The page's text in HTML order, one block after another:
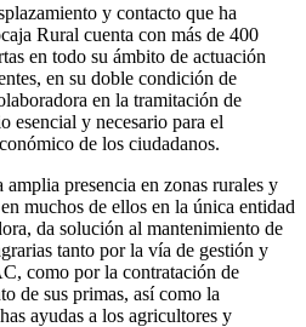
y contacto que ha
Rural cuenta con más de 400
en todo su ámbito de actuación
en su doble condición de
en la tramitación de
esencial y necesario para el
de los ciudadanos.
presencia en zonas rurales y
muchos de ellos en la única entidad
da solución al mantenimiento de
tanto por la vía de gestión y
como por la contratación de
de sus primas, así como la
ayudas a los agricultores y